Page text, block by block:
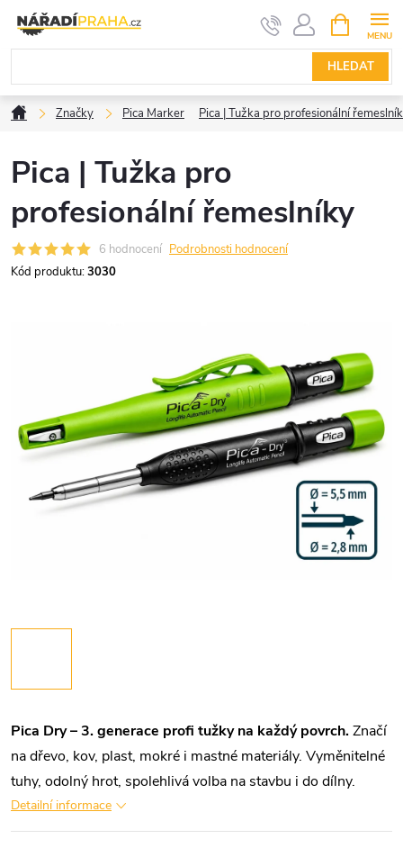
obsah
HLEDAT
NÁKUPNÍ
KOŠÍK
DomůZnačky Pica Marker Pica | Tužka pro profesionální
Pica | Tužka pro
profesionální řemeslníky
6 hodnocení Podrobnosti hodnocení
Kód produktu:3030
Pica Dry – 3. generace profi tužky na každý povrch.Značí
na dřevo, kov, plast, mokré i mastné materiály. Vyměnitelné
tuhy, odolný hrot, spolehlivá volba na stavbu i do dílny.
Detailní informace